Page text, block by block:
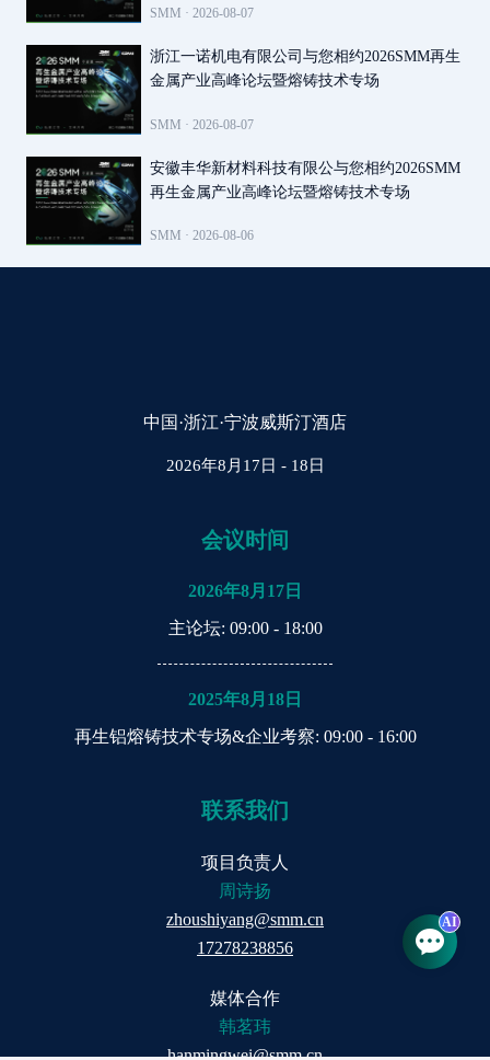
SMM · 2026-08-07
浙江一诺机电有限公司与您相约2026SMM再生
金属产业高峰论坛暨熔铸技术专场
SMM · 2026-08-07
安徽丰华新材料科技有限公与您相约2026SMM
再生金属产业高峰论坛暨熔铸技术专场
SMM · 2026-08-06
中国·浙江·宁波威斯汀酒店
2026年8月17日 - 18日
会议时间
2026年8月17日
主论坛: 09:00 - 18:00
2025年8月18日
再生铝熔铸技术专场&企业考察: 09:00 - 16:00
联系我们
项目负责人
周诗扬
zhoushiyang@smm.cn
17278238856
媒体合作
韩茗玮
hanmingwei@smm.cn
AI